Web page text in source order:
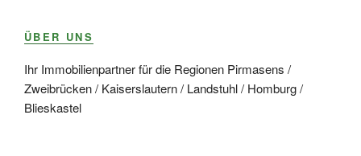
ÜBER UNS
Ihr Immobilienpartner für die Regionen Pirmasens /
Zweibrücken / Kaiserslautern / Landstuhl / Homburg /
Blieskastel